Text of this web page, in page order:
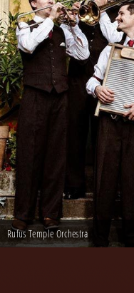
Rufus Temple Orchestra